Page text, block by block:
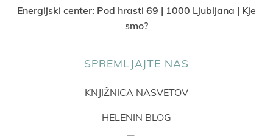
Energijski center: Pod hrasti 69 | 1000 Ljubljana | Kje
smo?
SPREMLJAJTE NAS
KNJIŽNICA NASVETOV
HELENIN BLOG